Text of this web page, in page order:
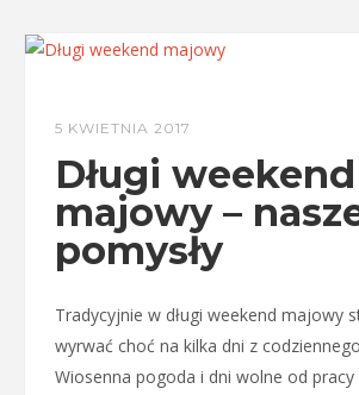
5 KWIETNIA 2017
Długi weekend
majowy –
pomysły
Tradycyjnie w długi weekend majowy
wyrwać choć na kilka dni z
Wiosenna pogoda i dni wolne od pracy